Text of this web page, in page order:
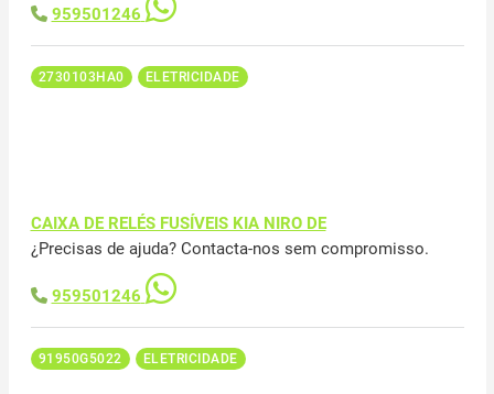
959501246
2730103HA0 ELETRICIDADE
CAIXA DE RELÉS FUSÍVEIS KIA NIRO DE
¿Precisas de ajuda? Contacta-nos sem compromisso.
959501246
91950G5022 ELETRICIDADE